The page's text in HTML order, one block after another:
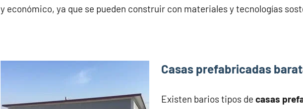
y económico, ya que se pueden construir con materiales y tecnologías
Casas prefabricadas
Existen barios tipos de casas